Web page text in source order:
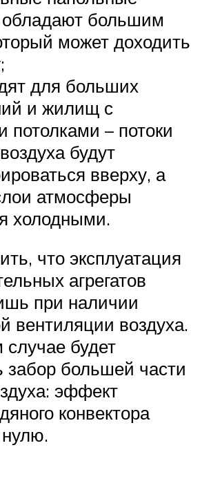
обладают большим
может доходить
для больших
и жилищ с
потолками – потоки
будут
вверху, а
атмосферы
холодными.
что эксплуатация
агрегатов
при наличии
вентиляции воздуха.
будет
забор большей части
эффект
конвектора